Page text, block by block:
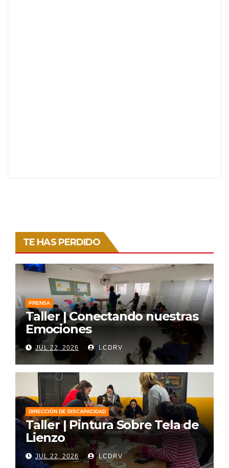
TE HAS PERDIDO
PRENSA
Taller | Conectando nuestras
Emociones
JUL 22, 2026 LCDRV
DIRECCIÓN DE DISCAPACIDAD
Taller | Pintura Sobre Tela de
Lienzo
JUL 22, 2026 LCDRV